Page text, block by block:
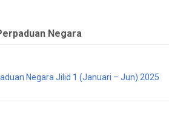
Negara
Negara Jilid 1 (Januari – Jun) 2025